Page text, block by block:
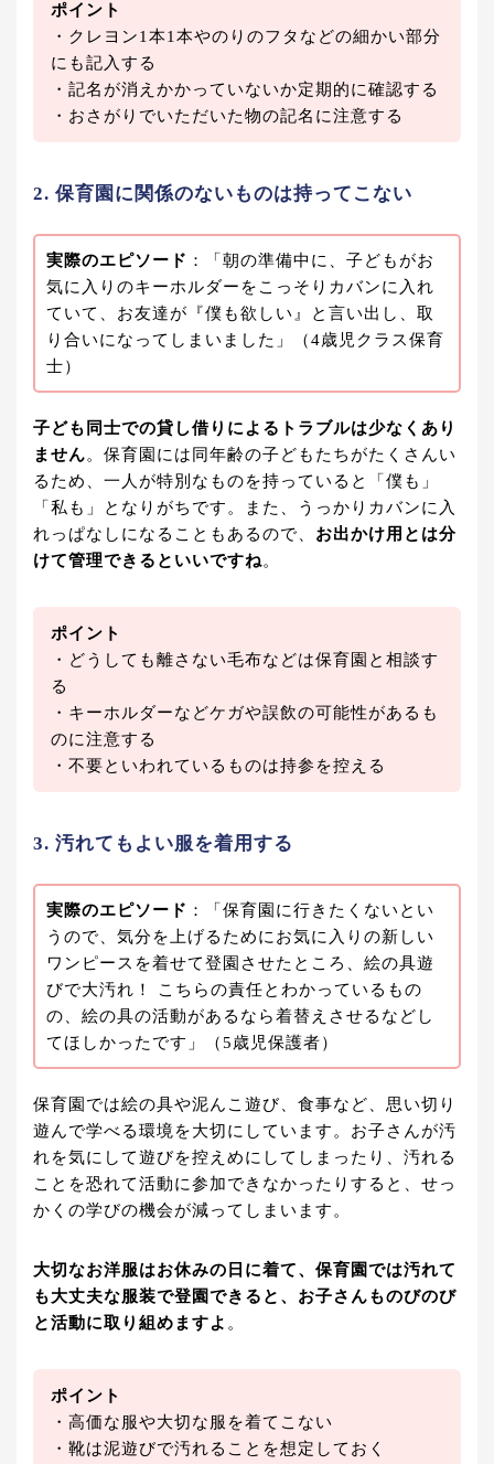
ポイント
・クレヨン1本1本やのりのフタなどの細かい部分
にも記入する
・記名が消えかかっていないか定期的に確認する
・おさがりでいただいた物の記名に注意する
2. 保育園に関係のないものは持ってこない
実際のエピソード ：「朝の準備中に、子どもがお
気に入りのキーホルダーをこっそりカバンに入れ
ていて、お友達が『僕も欲しい』と言い出し、取
り合いになってしまいました」（4歳児クラス保育
士）
子ども同士での貸し借りによるトラブルは少なくあり
ません。保育園には同年齢の子どもたちがたくさんい
るため、一人が特別なものを持っていると「僕も」
「私も」となりがちです。また、うっかりカバンに入
れっぱなしになることもあるので、 お出かけ用とは分
けて管理できるといいですね。
ポイント
・どうしても離さない毛布などは保育園と相談す
る
・キーホルダーなどケガや誤飲の可能性があるも
のに注意する
・不要といわれているものは持参を控える
3. 汚れてもよい服を着用する
実際のエピソード ：「保育園に行きたくないとい
うので、気分を上げるためにお気に入りの新しい
ワンピースを着せて登園させたところ、絵の具遊
びで大汚れ！ こちらの責任とわかっているもの
の、絵の具の活動があるなら着替えさせるなどし
てほしかったです」（5歳児保護者）
保育園では絵の具や泥んこ遊び、食事など、思い切り
遊んで学べる環境を大切にしています。お子さんが汚
れを気にして遊びを控えめにしてしまったり、汚れる
ことを恐れて活動に参加できなかったりすると、せっ
かくの学びの機会が減ってしまいます。
大切なお洋服はお休みの日に着て、保育園では汚れて
も大丈夫な服装で登園できると、お子さんものびのび
と活動に取り組めますよ 。
ポイント
・高価な服や大切な服を着てこない
・靴は泥遊びで汚れることを想定しておく